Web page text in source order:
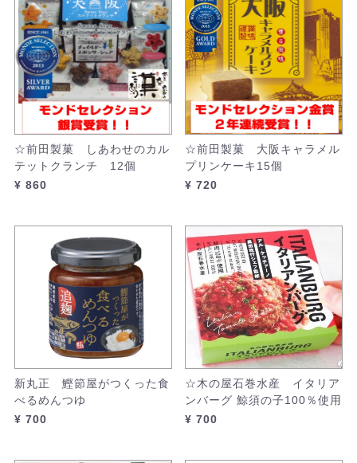
☆前田製菓 しあわせのカル
テットクランチ 12個
¥ 860
☆前田製菓 大阪キャラメル
プリンケーキ15個
¥ 720
新丸正 鰹節屋がつくった食
べるめんつゆ
¥ 700
☆木の屋石巻水産 イタリア
ンバーグ 鯨須の子100％使用
¥ 700